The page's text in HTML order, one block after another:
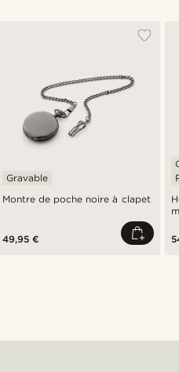
Montre de poche noire à clapet
Gravable
49,95 €